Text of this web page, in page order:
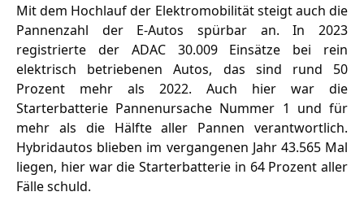
Mit dem Hochlauf der Elektromobilität steigt auch die
Pannenzahl der E-Autos spürbar an. In 2023
registrierte der ADAC 30.009 Einsätze bei rein
elektrisch betriebenen Autos, das sind rund 50
Prozent mehr als 2022. Auch hier war die
Starterbatterie Pannenursache Nummer 1 und für
mehr als die Hälfte aller Pannen verantwortlich.
Hybridautos blieben im vergangenen Jahr 43.565 Mal
liegen, hier war die Starterbatterie in 64 Prozent aller
Fälle schuld.